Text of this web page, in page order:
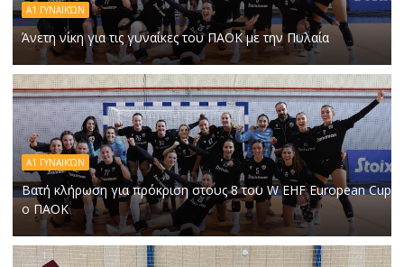
Α1 ΓΥΝΑΙΚΏΝ
Άνετη νίκη για τις γυναίκες του ΠΑΟΚ με την Πυλαία
Α1 ΓΥΝΑΙΚΏΝ
Βατή κλήρωση για πρόκριση στους 8 του W EHF European Cup
ο ΠΑΟΚ